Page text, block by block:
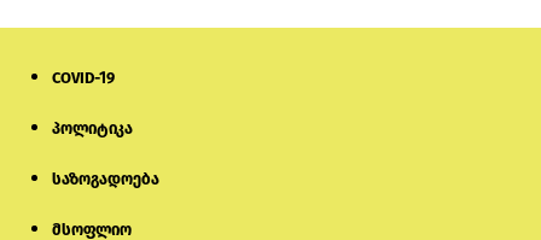
COVID-19
პოლიტიკა
საზოგადოება
მსოფლიო